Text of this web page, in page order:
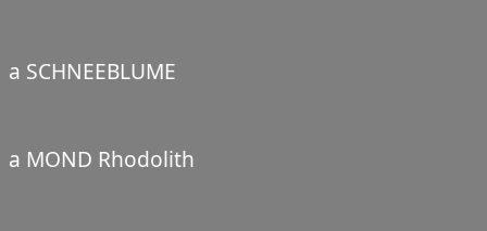
a SCHNEEBLUME
a MOND Rhodolith